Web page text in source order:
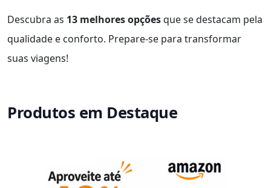
Descubra as 13 melhores opçõesque se destacam pela
qualidade e conforto. Prepare-se para transformar
suas viagens!
Produtos em Destaque